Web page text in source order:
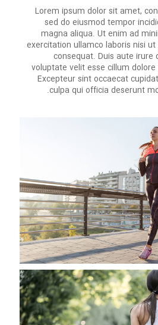
Lorem ipsum dolor sit amet,
sed do eiusmod tempor
magna aliqua. Ut enim ad
exercitation ullamco laboris nisi
consequat. Duis aute irure
voluptate velit esse cillum
Excepteur sint occaecat
culpa qui officia deserunt